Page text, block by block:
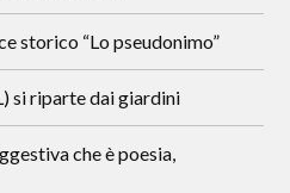
storico “Lo pseudonimo”
si riparte dai giardini
che è poesia,